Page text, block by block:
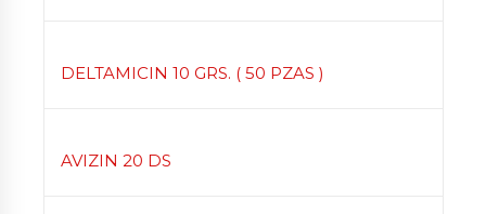
DELTAMICIN 10 GRS. ( 50 PZAS )
AVIZIN 20 DS